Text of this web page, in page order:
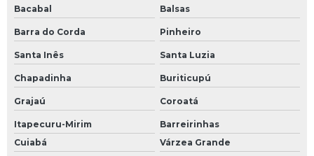
Bacabal Balsas
Barra do Corda Pinheiro
Santa Inês Santa Luzia
Chapadinha Buriticupú
Grajaú Coroatá
Itapecuru-Mirim
Barreirinhas
Cuiabá
Várzea Grande